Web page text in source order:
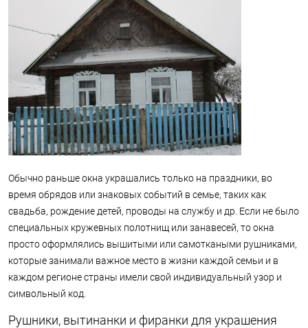
Обычно раньше окна украшались только на праздники, во
время обрядов или знаковых событий в семье, таких как
свадьба, рождение детей, проводы на службу и др. Если не было
специальных кружевных полотнищ или занавесей, то окна
просто оформлялись вышитыми или самоткаными рушниками,
которые занимали важное место в жизни каждой семьи и в
каждом регионе страны имели свой индивидуальный узор и
символьный код.
Рушники, вытинанки и фиранки для украшения